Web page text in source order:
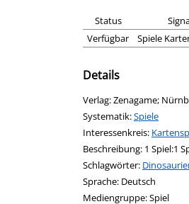
Status
Verfügbar
Spiele
Details
Suche nach diesem
Verlag:Zenagame;
opens in new tab
Diesen Link in neuem
Systematik:Suche nach
Spiele
Interessenkreis: Suche
Beschreibung: 1 Spiel:1
Schlagwörter:
Suche nach dieser
Sprache: Deutsch
Mediengruppe:Spiel